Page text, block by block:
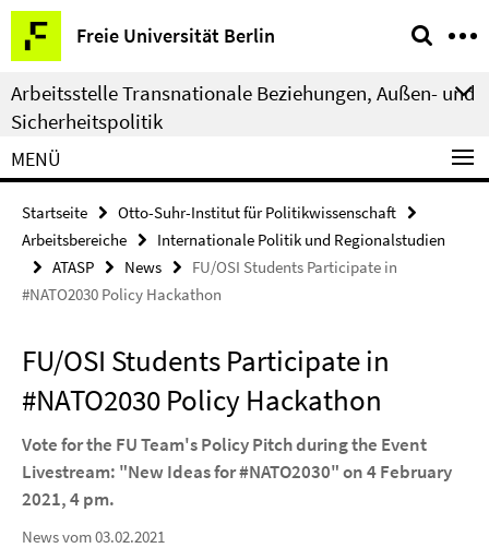
Springe
direkt
zu
Inhalt
Freie Universität Berlin
Service-
Navigation
Arbeitsstelle Transnationale Beziehungen, Außen- und
Sicherheitspolitik
MENÜ
Startseite
Otto-Suhr-Institut für Politikwissenschaft
Arbeitsbereiche
Internationale Politik und Regionalstudien
ATASP
News
FU/OSI Students Participate in
#NATO2030 Policy Hackathon
FU/OSI Students Participate in
#NATO2030 Policy Hackathon
Vote for the FU Team's Policy Pitch during the Event
Livestream: "New Ideas for #NATO2030" on 4 February
2021, 4 pm.
News vom 03.02.2021